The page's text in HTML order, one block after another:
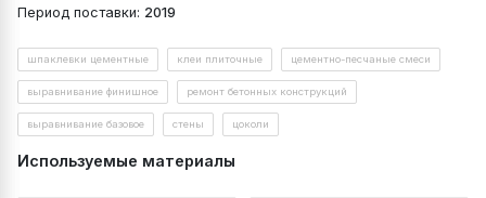
Период поставки: 2019
шпаклевки цементные клеи плиточные цементно-песчаные смеси
выравнивание финишное ремонт бетонных конструкций
выравнивание базовое стены цоколи
Используемые материалы